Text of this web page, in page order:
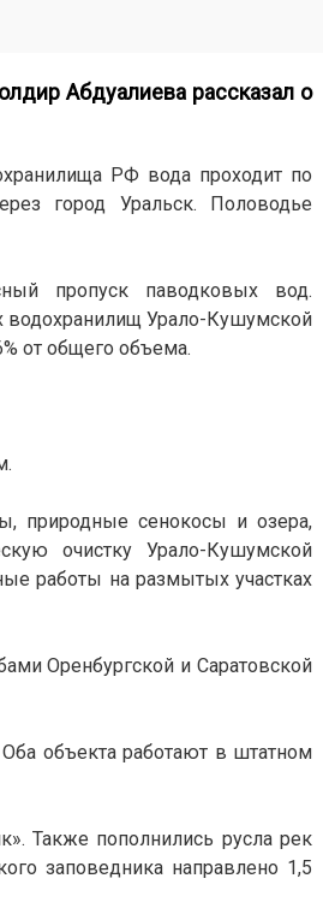
Абдуалиева рассказал о
РФ вода проходит по
город Уральск. Половодье
пропуск паводковых вод.
водохранилищ Урало-Кушумской
от общего объема.
природные сенокосы и озера,
очистку Урало-Кушумской
работы на размытых участках
Оренбургской и Саратовской
объекта работают в штатном
Также пополнились русла рек
заповедника направлено 1,5